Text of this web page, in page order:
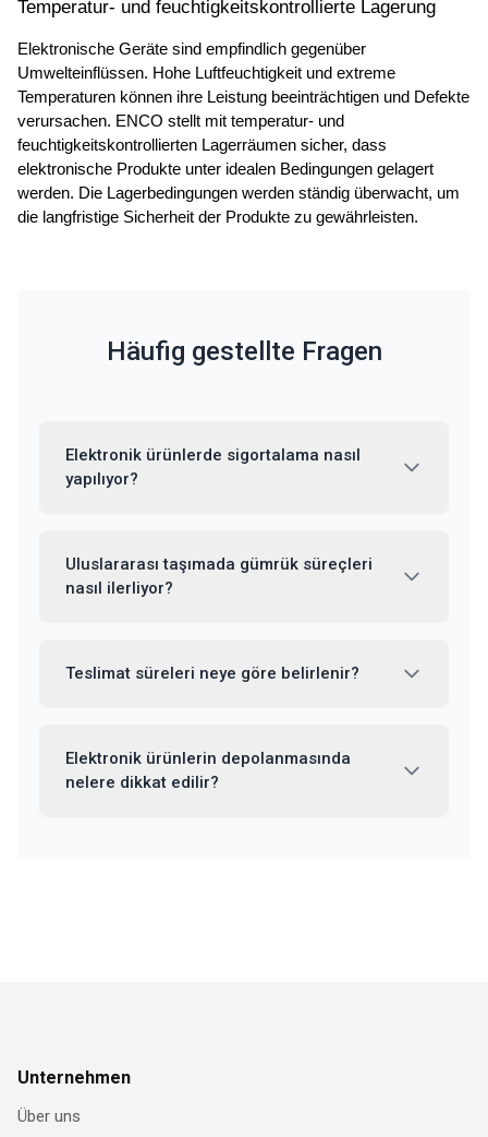
Temperatur- und feuchtigkeitskontrollierte Lagerung
Elektronische Geräte sind empfindlich gegenüber
Umwelteinflüssen. Hohe Luftfeuchtigkeit und extreme
Temperaturen können ihre Leistung beeinträchtigen und Defekte
verursachen. ENCO stellt mit temperatur- und
feuchtigkeitskontrollierten Lagerräumen sicher, dass
elektronische Produkte unter idealen Bedingungen gelagert
werden. Die Lagerbedingungen werden ständig überwacht, um
die langfristige Sicherheit der Produkte zu gewährleisten.
Häufig gestellte Fragen
Elektronik ürünlerde sigortalama nasıl
yapılıyor?
Uluslararası taşımada gümrük süreçleri
nasıl ilerliyor?
Teslimat süreleri neye göre belirlenir?
Elektronik ürünlerin depolanmasında
nelere dikkat edilir?
Unternehmen
Über uns